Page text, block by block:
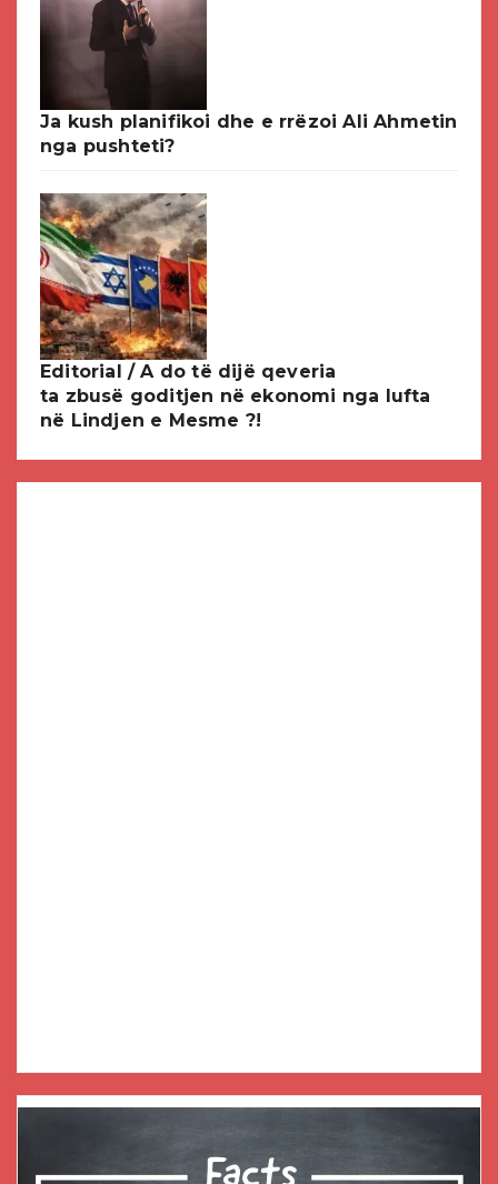
Ja kush planifikoi dhe e rrëzoi Ali Ahmetin
nga pushteti?
Editorial / A do të dijë qeveria
ta zbusë goditjen në ekonomi nga lufta
në Lindjen e Mesme ?!